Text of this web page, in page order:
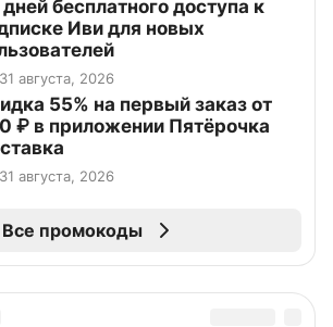
бесплатного доступа к
Иви для новых
августа, 2026
55% на первый заказ от
₽ в приложении Пятёрочка
августа, 2026
Все промокоды